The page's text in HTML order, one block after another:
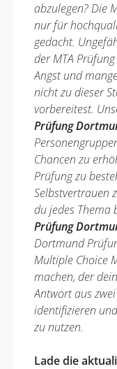
abzulegen? Die
nur für
gedacht.
der MTA
Angst und
nicht zu dieser
vorbereitest.
Prüfung
Chancen zu
Prüfung zu
Selbstvertrauen
du jedes Thema
Prüfung
Dortmund
Multiple Choice
machen, der
Antwort aus
identifizieren
zu nutzen.
Lade die